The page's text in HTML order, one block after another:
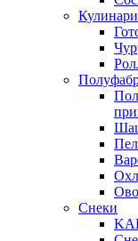
Снеки